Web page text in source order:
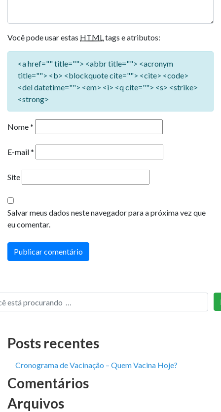
Você pode usar estas HTMLtags e atributos:
<a href="" title=""> <abbr title=""> <acronym
title=""> <b> <blockquote cite=""> <cite> <code>
<del datetime=""> <em> <i> <q cite=""> <s> <strike>
<strong>
Nome*
E-mail*
Site
Salvar meus dados neste navegador para a próxima vez que
eu comentar.
Posts recentes
Cronograma de Vacinação – Quem Vacina Hoje?
Comentários
Arquivos